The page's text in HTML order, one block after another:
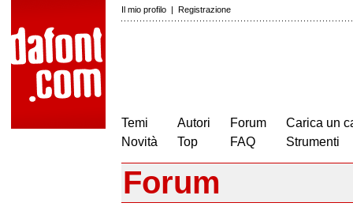
Il mio profilo | Registrazione
Temi
Novità
Autori
Top
Forum
FAQ
Carica un
Strumenti
Forum